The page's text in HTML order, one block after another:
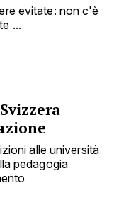
evitate: non c'è
...
alle università
pedagogia